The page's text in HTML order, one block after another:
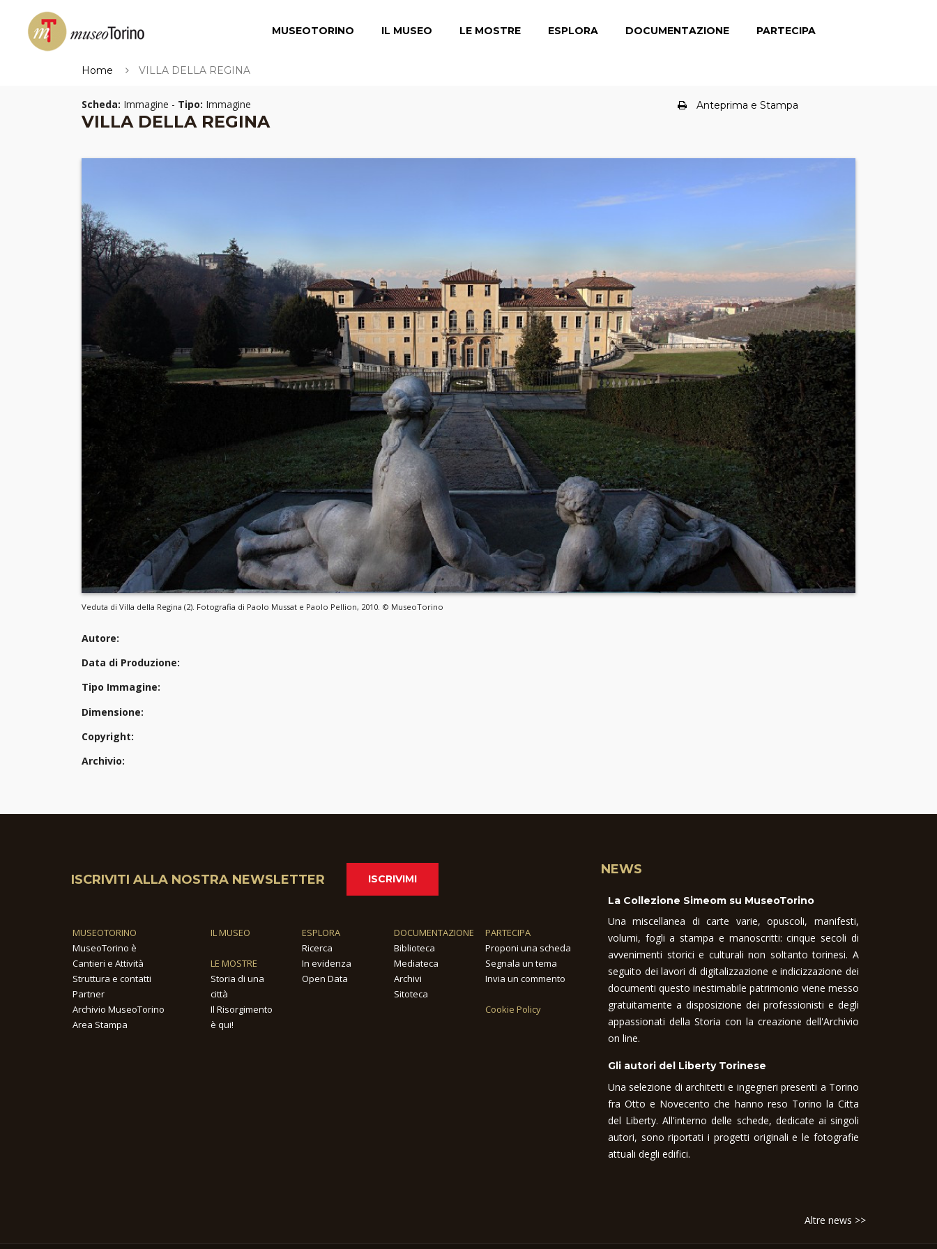
MUSEOTORINO IL MUSEO LE MOSTRE ESPLORA DOCUMENTAZIONE PARTECIPA
Home VILLA DELLA REGINA
Scheda: Immagine - Tipo: Immagine
VILLA DELLA REGINA
Anteprima e Stampa
Veduta di Villa della Regina (2). Fotografia di Paolo Mussat e Paolo Pellion, 2010. © MuseoTorino
Autore:
Data di Produzione:
Tipo Immagine:
Dimensione:
Copyright:
Archivio:
ISCRIVITI ALLA NOSTRA NEWSLETTER ISCRIVIMI
MUSEOTORINO
MuseoTorino è
Cantieri e Attività
Struttura e contatti
Partner
Archivio MuseoTorino
Area Stampa
IL MUSEO
LE MOSTRE
Storia di una
città
Il Risorgimento
è qui!
ESPLORA
Ricerca
In evidenza
Open Data
DOCUMENTAZIONE
Biblioteca
Mediateca
Archivi
Sitoteca
PARTECIPA
Proponi una scheda
Segnala un tema
Invia un commento
Cookie Policy
NEWS
La Collezione Simeom su MuseoTorino
Una miscellanea di carte varie, opuscoli, manifesti,
volumi, fogli a stampa e manoscritti: cinque secoli di
avvenimenti storici e culturali non soltanto torinesi. A
seguito dei lavori di digitalizzazione e indicizzazione dei
documenti questo inestimabile patrimonio viene messo
gratuitamente a disposizione dei professionisti e degli
appassionati della Storia con la creazione dell'Archivio
on line.
Gli autori del Liberty Torinese
Una selezione di architetti e ingegneri presenti a Torino
fra Otto e Novecento che hanno reso Torino la Citta
del Liberty. All'interno delle schede, dedicate ai singoli
autori, sono riportati i progetti originali e le fotografie
attuali degli edifici.
Altre news >>